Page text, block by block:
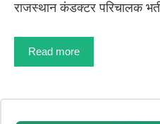
राजस्थान कंडक्टर परिचालक
Read more